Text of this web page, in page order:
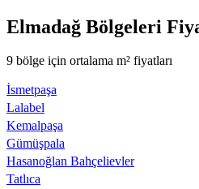
Elmadağ Bölgeleri
9 bölge için ortalama m² fiyatları
İsmetpaşa
Lalabel
Kemalpaşa
Gümüşpala
Hasanoğlan Bahçelievler
Tatlıca